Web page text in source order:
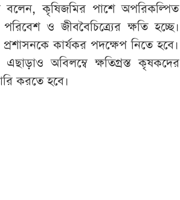
কৃষিজমির পাশে অপরিকল্পিত
ও জীববৈচিত্র্যের ক্ষতি হচ্ছে।
কার্যকর পদক্ষেপ নিতে হবে।
অবিলম্বে ক্ষতিগ্রস্ত কৃষকদের
করতে হবে।